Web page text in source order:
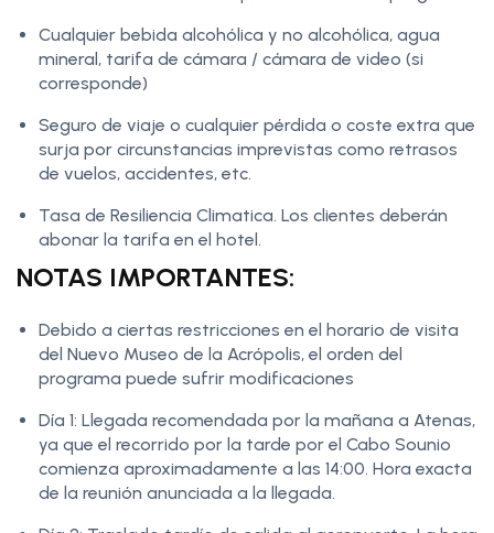
Cualquier bebida alcohólica y no alcohólica, agua
mineral, tarifa de cámara / cámara de video (si
corresponde)
Seguro de viaje o cualquier pérdida o coste extra que
surja por circunstancias imprevistas como retrasos
de vuelos, accidentes, etc.
Tasa de Resiliencia Climatica. Los clientes deberán
abonar la tarifa en el hotel.
NOTAS IMPORTANTES:
Debido a ciertas restricciones en el horario de visita
del Nuevo Museo de la Acrópolis, el orden del
programa puede sufrir modificaciones
Día 1: Llegada recomendada por la mañana a Atenas,
ya que el recorrido por la tarde por el Cabo Sounio
comienza aproximadamente a las 14:00. Hora exacta
de la reunión anunciada a la llegada.